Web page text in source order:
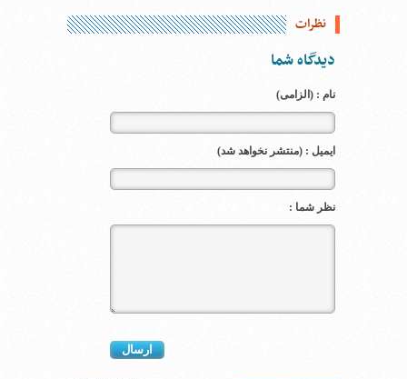
نظرات
دیدگاه شما
نام : (الزامی)
ایمیل : (منتشر نخواهد شد)
نظر شما :